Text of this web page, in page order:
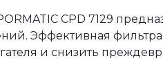
CPD 7129
Эффективная
и снизить